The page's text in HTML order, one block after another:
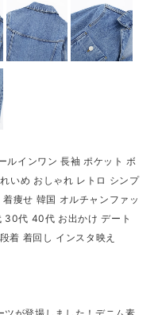
ルインワン 長袖 ポケット ボ
いめ おしゃれ レトロ シンプ
痩せ 韓国 オルチャンファッ
30代 40代 お出かけ デート
着 着回し インスタ映え